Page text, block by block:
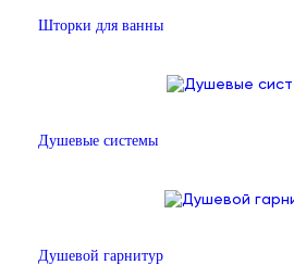
Шторки для ванны
Душевые системы
Душевой гарнитур